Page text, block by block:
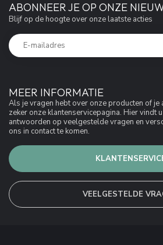
MEER INFORMATIE
Als je vragen hebt over onze producten of je
zeker onze klantenservicepagina. Hier vindt
antwoorden op veelgestelde vragen en
ons in contact te komen.
VEELGESTELDE
ABONNEER JE OP ONZE
Blijf op de hoogte over onze laatste acties